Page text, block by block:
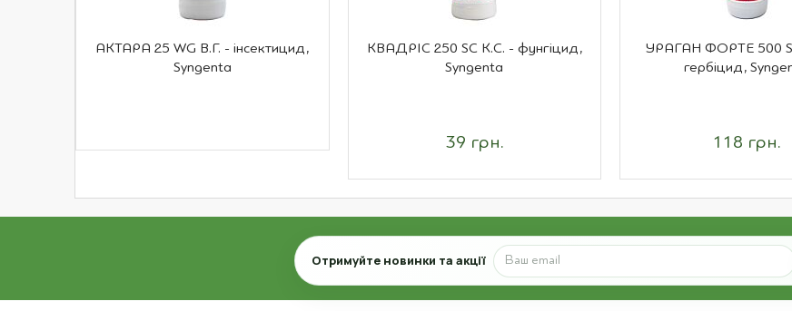
АКТАРА 25 WG В.Г. - інсектицид,
Syngenta
КВАДРІС 250 SC К.С. - фунгіцид,
Syngenta
39 грн.
УРАГАН ФОРТЕ 500
гербіцид,
118 грн.
Email
Отримуйте новинки та акції